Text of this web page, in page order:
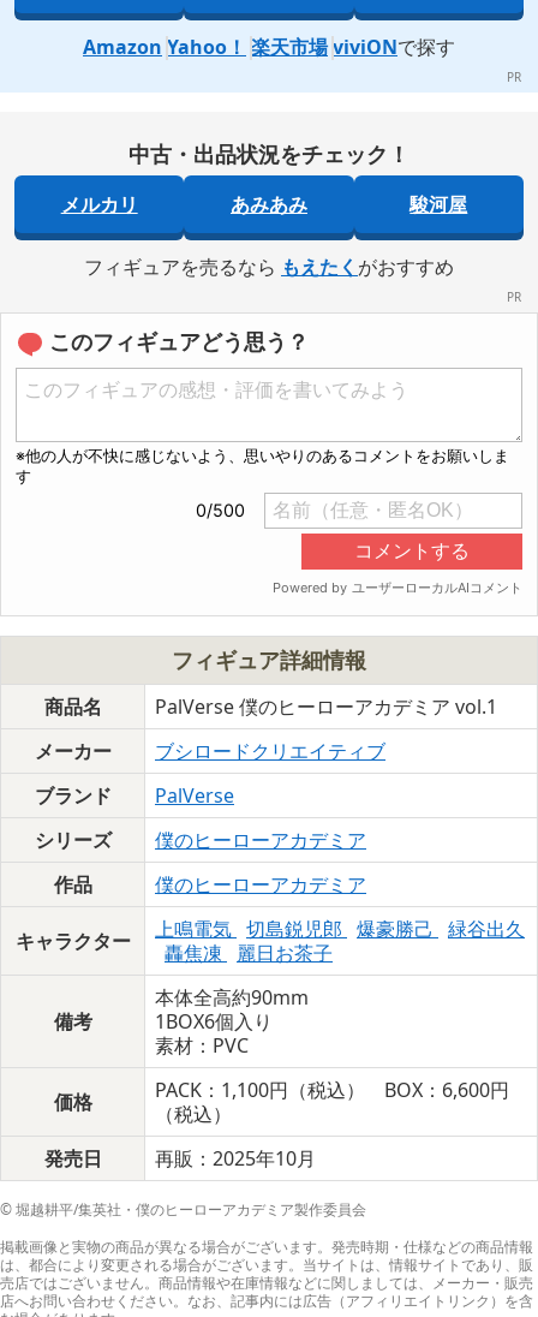
Amazon Yahoo！ 楽天市場 viviONで探す
中古・出品状況をチェック！
メルカリ あみあみ 駿河屋
フィギュアを売るなら もえたく がおすすめ
このフィギュアどう思う？
フィギュア詳細情報
商品名
PalVerse 僕のヒーローアカデミア vol.1
メーカー
ブシロードクリエイティブ
ブランド
PalVerse
シリーズ
僕のヒーローアカデミア
作品
僕のヒーローアカデミア
キャラクター 上鳴電気 切島鋭児郎 爆豪勝己
緑谷出久
轟焦凍
麗日お茶子
備考
本体全高約90mm
1BOX6個入り
素材：PVC
価格
PACK：1,100円（税込） BOX：6,600円
（税込）
発売日
再販：2025年10月
© 堀越耕平/集英社・僕のヒーローアカデミア製作委員会
掲載画像と実物の商品が異なる場合がございます。発売時期・仕様などの商品情報
は、都合により変更される場合がございます。当サイトは、情報サイトであり、販
売店ではございません。商品情報や在庫情報などに関しましては、メーカー・販売
店へお問い合わせください。なお、記事内には広告（アフィリエイトリンク）を含